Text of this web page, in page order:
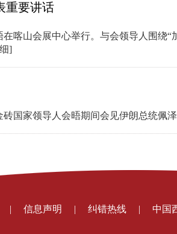
重要讲话
喀山会展中心举行。与会领导人围绕“
]
国家领导人会晤期间会见伊朗总统佩
| 信息声明 | 纠错热线 | 中国